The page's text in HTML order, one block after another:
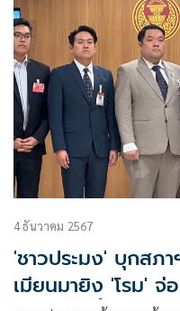
4 ธันวาคม 2567
'ชาวประมง' บุกสภ
เมียนมายิง 'โรม'